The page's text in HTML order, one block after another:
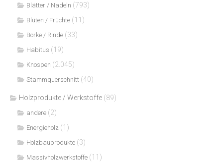
Blätter / Nadeln (793)
Blüten / Früchte (11)
Borke / Rinde (33)
Habitus (19)
Knospen (2.045)
Stammquerschnitt (40)
Holzprodukte / Werkstoffe (89)
andere (2)
Energieholz (1)
Holzbauprodukte (3)
Massivholzwerkstoffe (11)